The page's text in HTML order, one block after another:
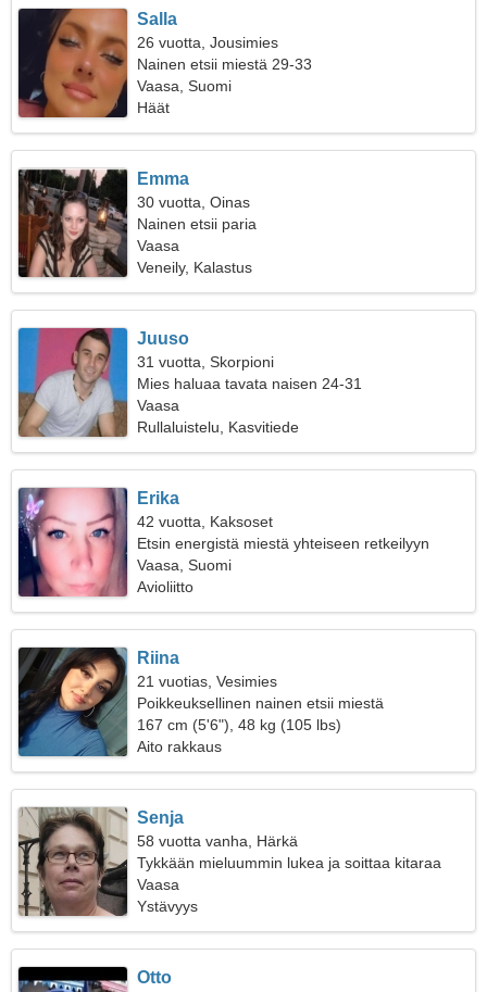
Salla
26 vuotta, Jousimies
Nainen etsii miestä 29-33
Vaasa, Suomi
Häät
Emma
30 vuotta, Oinas
Nainen etsii paria
Vaasa
Veneily, Kalastus
Juuso
31 vuotta, Skorpioni
Mies haluaa tavata naisen 24-31
Vaasa
Rullaluistelu, Kasvitiede
Erika
42 vuotta, Kaksoset
Etsin energistä miestä yhteiseen retkeilyyn
Vaasa, Suomi
Avioliitto
Riina
21 vuotias, Vesimies
Poikkeuksellinen nainen etsii miestä
167 cm (5'6"), 48 kg (105 lbs)
Aito rakkaus
Senja
58 vuotta vanha, Härkä
Tykkään mieluummin lukea ja soittaa kitaraa
Vaasa
Ystävyys
Otto